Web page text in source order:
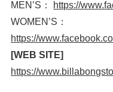
MEN’S： https://
WOMEN’S：
https://
[WEB SITE]
https://